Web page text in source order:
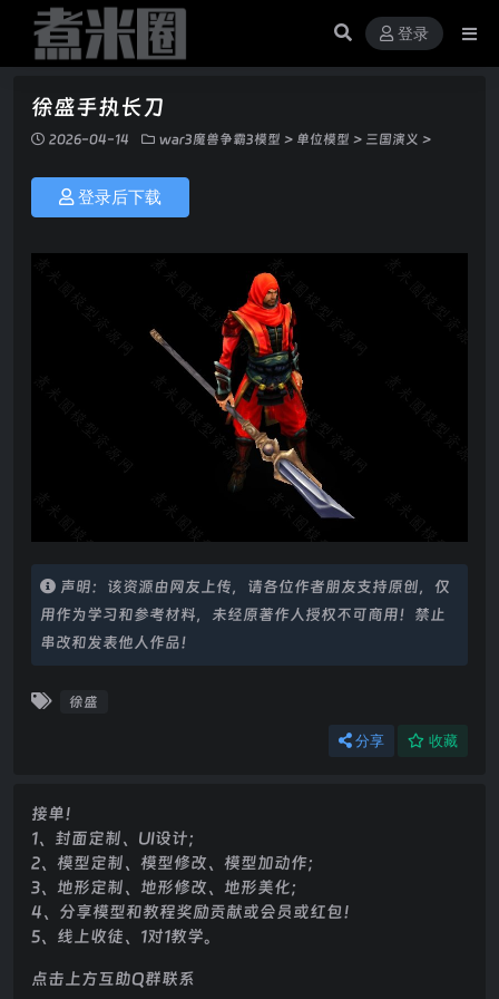
登录
徐盛手执长刀
2026-04-14 war3魔兽争霸3模型 > 单位模型 > 三国演义 >
登录后下载
声明：该资源由网友上传，请各位作者朋友支持原创，仅
用作为学习和参考材料，未经原著作人授权不可商用！禁止
串改和发表他人作品！
徐盛
分享 收藏
接单！
1、封面定制、UI设计；
2、模型定制、模型修改、模型加动作；
3、地形定制、地形修改、地形美化；
4、分享模型和教程奖励贡献或会员或红包！
5、线上收徒、1对1教学。
点击上方互助Q群联系